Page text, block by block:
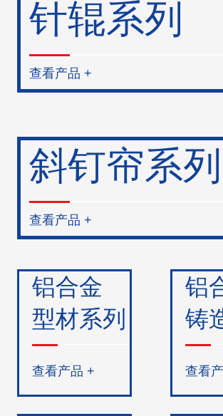
针辊系列
查看产品 +
斜钉帘系列
查看产品 +
铝合金
型材系列
查看产品 +
铝
铸
查看